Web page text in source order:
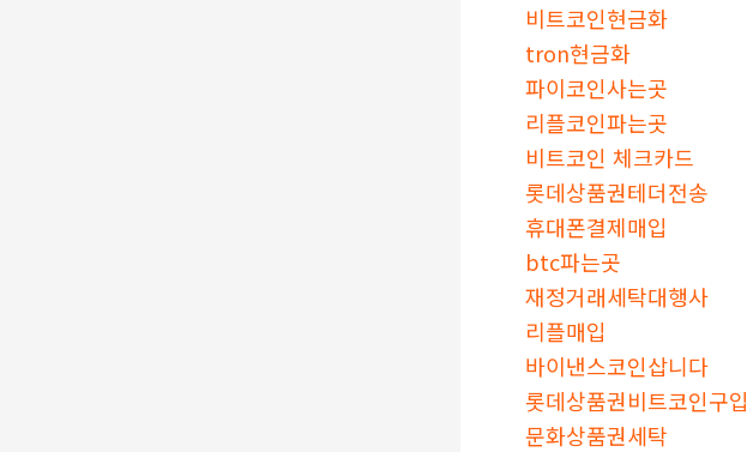
비트코인현금화
tron현금화
파이코인사는곳
리플코인파는곳
비트코인 체크카드
롯데상품권테더전송
휴대폰결제매입
btc파는곳
재정거래세탁대행사
리플매입
바이낸스코인삽니다
롯데상품권비트코인구입
문화상품권세탁